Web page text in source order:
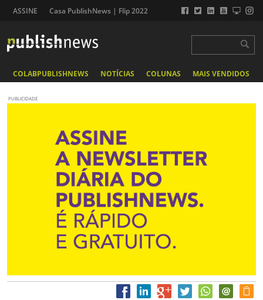
ASSINE Casa PublishNews | Flip 2022
COLABPUBLISHNEWS NOTÍCIAS COLUNAS MAIS VENDIDOS
PUBLICIDADE